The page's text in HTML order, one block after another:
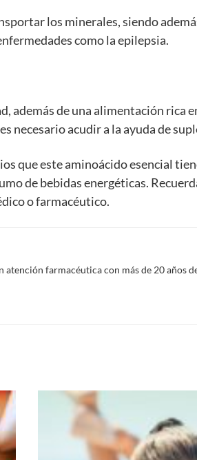
los minerales, siendo
como la epilepsia.
además de una alimentación
necesario acudir a la ayuda de
que este aminoácido esencial
de bebidas energéticas.
o farmacéutico.
atención farmacéutica con más de 20 años